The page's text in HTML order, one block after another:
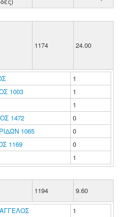
1174 24.00
1
1003
1
1
1472
0
1065
0
1169
0
1
1194 9.60
1